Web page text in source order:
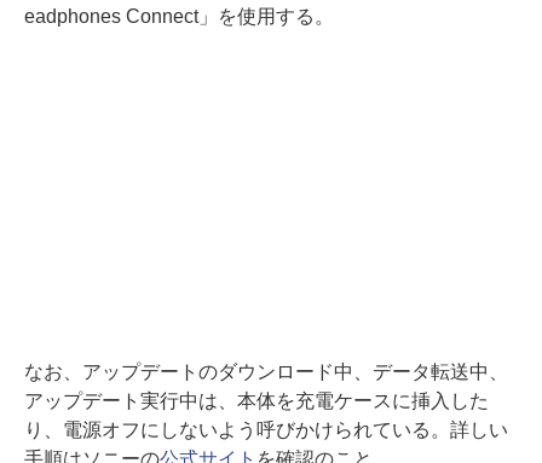
eadphones Connect」を使用する。
なお、アップデートのダウンロード中、データ転送中、
アップデート実行中は、本体を充電ケースに挿入した
り、電源オフにしないよう呼びかけられている。詳しい